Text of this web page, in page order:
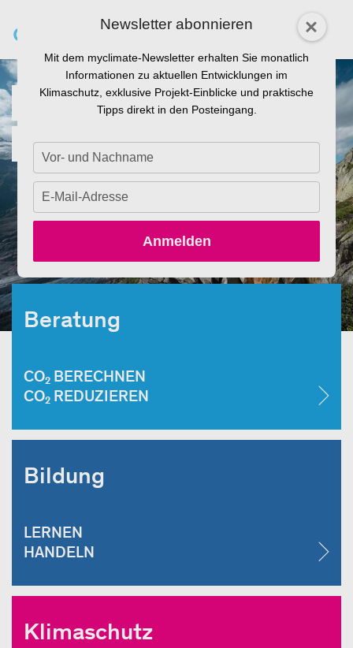
Zukunft gestalten
mit myclimate
Beratung
CO₂ BERECHNEN
CO₂ REDUZIEREN
Bildung
LERNEN
HANDELN
Klimaschutz
Newsletter abonnieren
Mit dem myclimate-Newsletter erhalten Sie monatlich
Informationen zu aktuellen Entwicklungen im
Klimaschutz, exklusive Projekt-Einblicke und praktische
Tipps direkt in den Posteingang.
Tippen
Sie
Ihren
Namen
Tippen
Sie
Anmelden